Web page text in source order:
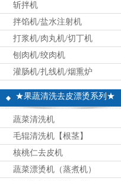
斩拌机
拌馅机/盐水注射机
打浆机/肉丸机/切丁机
刨肉机/绞肉机
灌肠机/扎线机/烟熏炉
★果蔬清洗去皮漂烫系列★
蔬菜清洗机
毛辊清洗机【根茎】
核桃仁去皮机
蔬菜漂烫机（蒸煮机）